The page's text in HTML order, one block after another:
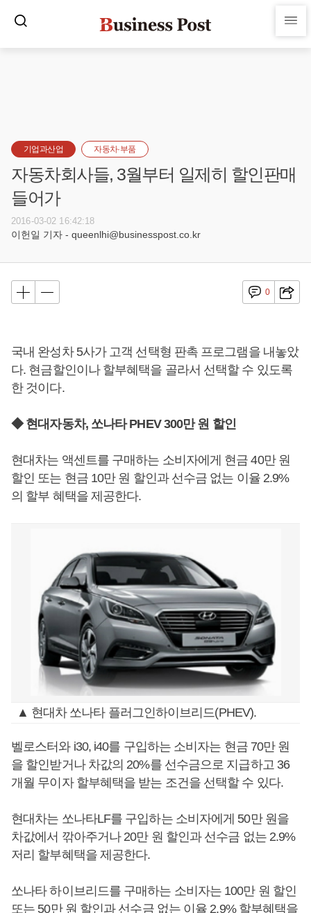
기업과산업 자동차·부품
자동차회사들, 3월부터 일제히 할인판매
들어가
2016-03-02 16:42:18
이헌일 기자 - queenlhi@businesspost.co.kr
0
국내 완성차 5사가 고객 선택형 판촉 프로그램을 내놓았
다. 현금할인이나 할부혜택을 골라서 선택할 수 있도록
한 것이다.
◆ 현대자동차, 쏘나타 PHEV 300만 원 할인
현대차는 액센트를 구매하는 소비자에게 현금 40만 원
할인 또는 현금 10만 원 할인과 선수금 없는 이율 2.9%
의 할부 혜택을 제공한다.
▲ 현대차 쏘나타 플러그인하이브리드(PHEV).
벨로스터와 i30, i40를 구입하는 소비자는 현금 70만 원
을 할인받거나 차값의 20%를 선수금으로 지급하고 36
개월 무이자 할부혜택을 받는 조건을 선택할 수 있다.
현대차는 쏘나타LF를 구입하는 소비자에게 50만 원을
차값에서 깎아주거나 20만 원 할인과 선수금 없는 2.9%
저리 할부혜택을 제공한다.
쏘나타 하이브리드를 구매하는 소비자는 100만 원 할인
또는 50만 원 할인과 선수금 없는 이율 2.9% 할부혜택을